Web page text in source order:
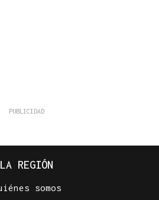
LA REGIÓN
somos